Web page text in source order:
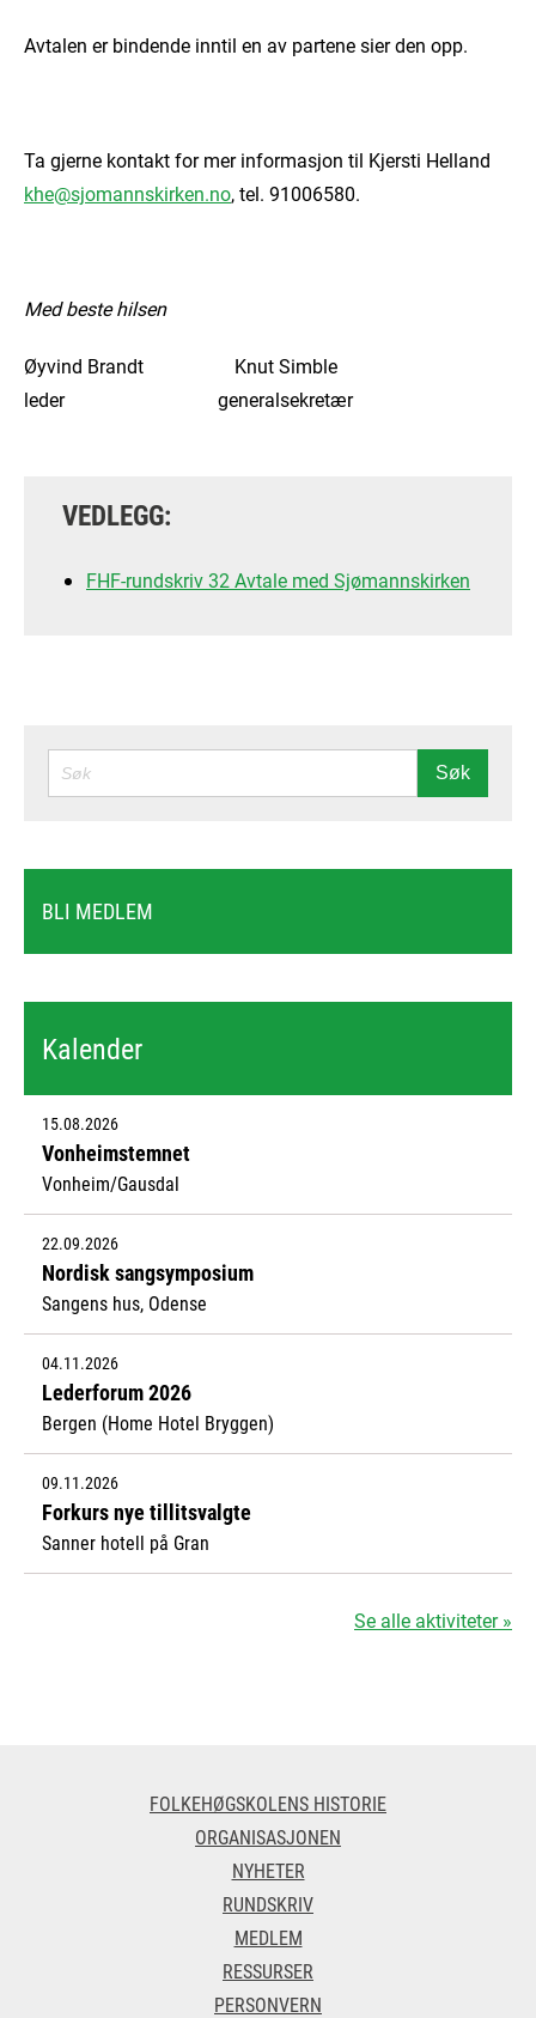
Avtalen er bindende inntil en av partene sier den opp.
Ta gjerne kontakt for mer informasjon til Kjersti Helland
khe@sjomannskirken.no, tel. 91006580.
Med beste hilsen
Øyvind Brandt Knut Simble
leder generalsekretær
VEDLEGG:
FHF-rundskriv 32 Avtale med Sjømannskirken
SØK Søk
BLI MEDLEM
Kalender
15.08.2026
Vonheimstemnet
Vonheim/Gausdal
22.09.2026
Nordisk sangsymposium
Sangens hus, Odense
04.11.2026
Lederforum 2026
Bergen (Home Hotel Bryggen)
09.11.2026
Forkurs nye tillitsvalgte
Sanner hotell på Gran
Se alle aktiviteter »
FOLKEHØGSKOLENS HISTORIE
ORGANISASJONEN
NYHETER
RUNDSKRIV
MEDLEM
RESSURSER
PERSONVERN